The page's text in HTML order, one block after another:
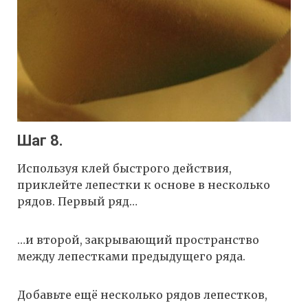
Шаг 8.
Используя клей быстрого действия,
приклейте лепестки к основе в несколько
рядов. Первый ряд…
…и второй, закрывающий пространство
между лепестками предыдущего ряда.
Добавьте ещё несколько рядов лепестков,